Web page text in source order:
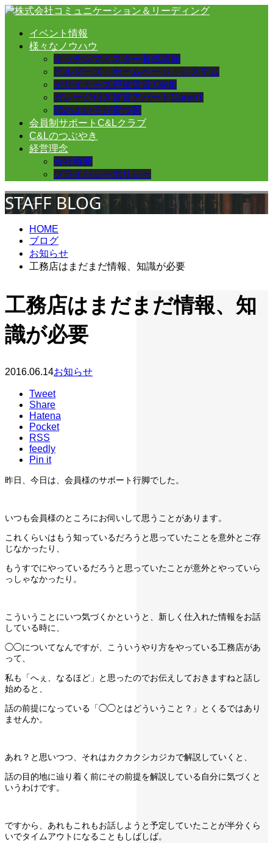
イベント情報
様々なノウハウ
キッチンマイスター養成講座
ビルダーズ・ホームページ・システム
デザイナーズ戸建賃貸 Oleth
ガレージ付き賃貸アパートGarenT
頭のよい子が育つ家
会員制サポートC&Lクラブ
C&Lのつぶやき
経営理念
会社概要
プライバシーポリシー
STAFF BLOG
HOME
ブログ
お知らせ
工務店はまだまだ情報、知識が必要
工務店はまだまだ情報、知
識が必要
2016.06.14お知らせ
Tweet
Share
Hatena
Pocket
RSS
feedly
Pin it
昨日、今日は、会員様のサポート行脚でした。
いつも会員様のところにお伺いして思うことがあります。
これくらいはもう知っているだろうと思っていたことを意外とご存
じなかったり、
もうすでにやっているだろうと思っていたことが意外とやっていら
っしゃなかったり。
こういうことにいつ気づくかというと、新しく仕入れた情報をお話
している時に、
◯◯についてなんですが、こういうやり方をやっている工務店があ
って、
私も「へぇ、なるほど」と思ったのでお伝えしておきますねと話し
始めると、
話の前提になっている「◯◯とはどういうこと？」とくるではあり
ませんか。
あれ？と思いつつ、それはカクカクシカジカで解説していくと、
話の目的地に辿り着く前にその前提を解説している自分に気づくと
いうわけです。
ですから、あれもこれもお話しようと予定していたことが半分くら
いでタイムアウトになることもしばしば。